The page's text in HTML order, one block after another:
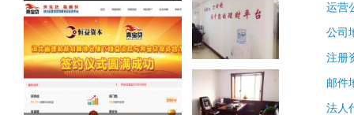
运营
公司
注册
邮件
法人